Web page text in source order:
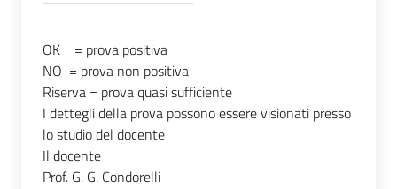
OK = prova positiva
NO = prova non positiva
Riserva = prova quasi sufficiente
I dettegli della prova possono essere visionati presso
lo studio del docente
Il docente
Prof. G. G. Condorelli